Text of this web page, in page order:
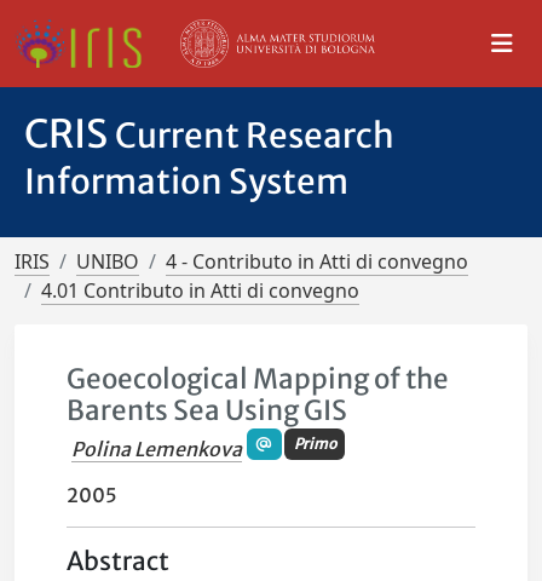
CRIS Current Research
Information System
IRIS UNIBO
4 - Contributo in Atti di convegno
4.01 Contributo in Atti di convegno
Geoecological Mapping of the
Barents Sea Using GIS
Polina Lemenkova Primo
2005
Abstract